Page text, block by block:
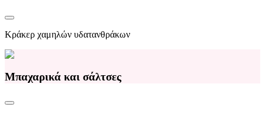
Κράκερ χαμηλών υδατανθράκων
Μπαχαρικά και σάλτσες